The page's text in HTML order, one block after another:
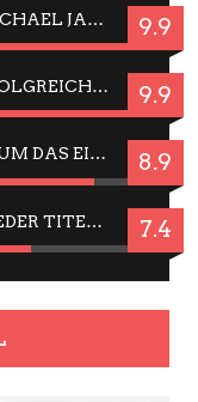
WEGEN DES ERFOLGES – MJ: MICHAEL JACKSON MUSICAL IN EINER MATINEE SEHEN 9.9
JELLYFISH HAMBURG: DAS ERFOLGREICHE SOMMER-MENÜ 2025 IN GEFÜHLEN UND BILDERN 9.9
CÉSAR FÜR JIM CARREY? WARUM DAS EINER DER NERVIGSTEN ACTORS IST UND BLEIBT 8.9
JING JING: IN-THAI RÄUMT WIEDER TITEL AB – EIN ZWEI-STUNDEN-ERLEBNISBERICHT 7.4